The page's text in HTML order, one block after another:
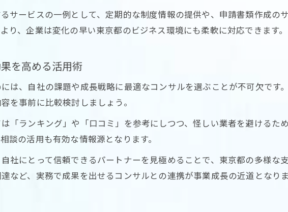
サービスの一例として、定期的な制度情報の提供や、申請書類作成の
り、企業は変化の早い東京都のビジネス環境にも柔軟に対応できます。
を高める活用術
は、自社の課題や成長戦略に最適なコンサルを選ぶことが不可欠です
を事前に比較検討しましょう。
「ランキング」や「口コミ」を参考にしつつ、怪しい業者を避けるた
談の活用も有効な情報源となります。
社にとって信頼できるパートナーを見極めることで、東京都の多様な
など、実務で成果を出せるコンサルとの連携が事業成長の近道となり